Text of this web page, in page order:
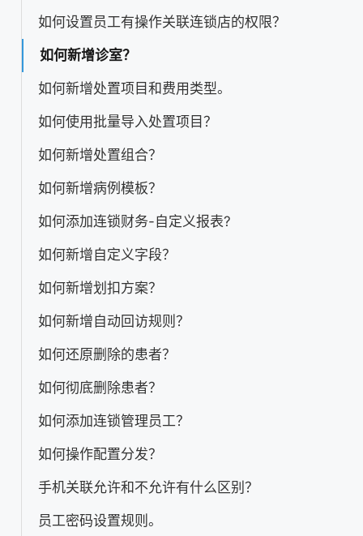
如何设置员工有操作关联连锁店的权限？
如何新增诊室？
如何新增处置项目和费用类型。
如何使用批量导入处置项目？
如何新增处置组合？
如何新增病例模板？
如何添加连锁财务-自定义报表?
如何新增自定义字段？
如何新增划扣方案？
如何新增自动回访规则？
如何还原删除的患者？
如何彻底删除患者？
如何添加连锁管理员工？
如何操作配置分发？
手机关联允许和不允许有什么区别？
员工密码设置规则。